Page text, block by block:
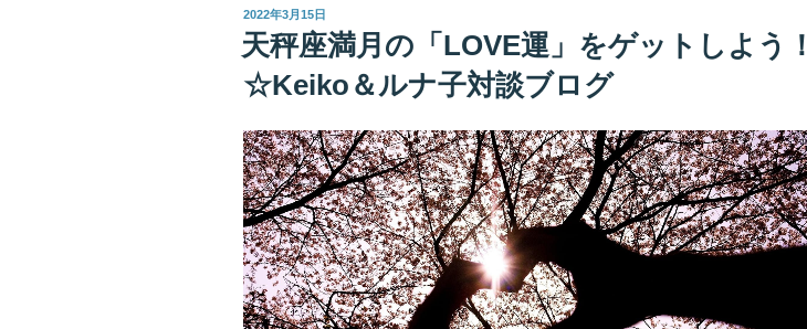
投
稿
日:
2022年3月15日
天秤座満月の「LOVE運」をゲットしよう！
☆Keiko＆ルナ子対談ブログ